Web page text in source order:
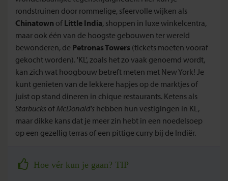
rondstruinen door rommelige, sfeervolle wijken als
Chinatown of Little India, shoppen in luxe winkelcentra,
maar ook één van de hoogste gebouwen ter wereld
bewonderen, de Petronas Towers (tickets moeten vooraf
gekocht worden). 'KL', zoals het zo vaak genoemd wordt,
kan zich wat hoogbouw betreft meten met New York! Je
kunt genieten van de lekkere hapjes op de marktjes of
juist op stand dineren in chique restaurants. Ketens als
Starbucks of McDonald's hebben hun vestigingen in KL,
maar dikke kans dat je meer zin hebt in een noedelsoep
op een gezellig terras of een pittige curry bij de Indiër.
Hoe vér kun je gaan? TIP